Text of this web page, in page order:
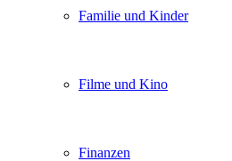
Familie und Kinder
Filme und Kino
Finanzen